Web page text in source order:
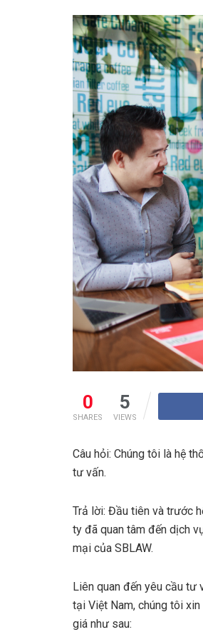
0
SHARES
5
VIEWS
Câu hỏi: Chúng tôi là hệ
tư vấn.
Trả lời: Đầu tiên và trước
ty đã quan tâm đến dịch
mại của SBLAW.
Liên quan đến yêu cầu tư
tại Việt Nam, chúng tôi
giá như sau: